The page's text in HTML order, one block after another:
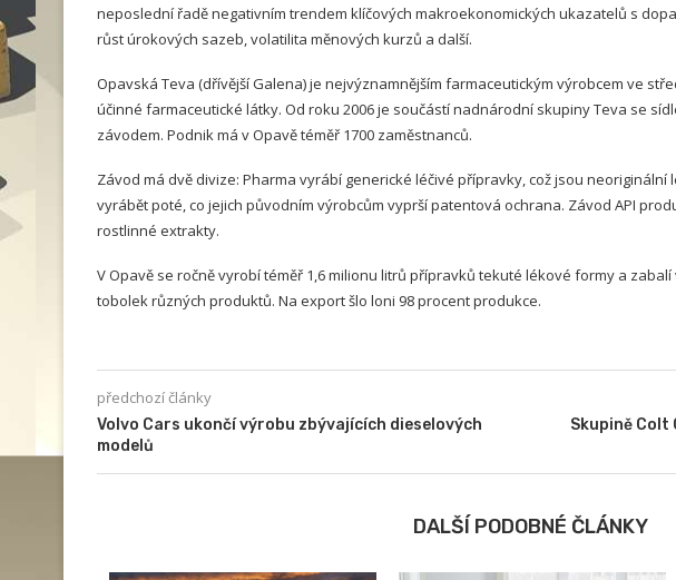
neposlední řadě negativním trendem klíčových makroekonomických ukazatelů s
růst úrokových sazeb, volatilita měnových kurzů a další.
Opavská Teva (dřívější Galena) je nejvýznamnějším farmaceutickým výrobcem ve
účinné farmaceutické látky. Od roku 2006 je součástí nadnárodní skupiny Teva se
závodem. Podnik má v Opavě téměř 1700 zaměstnanců.
Závod má dvě divize: Pharma vyrábí generické léčivé přípravky, což jsou
vyrábět poté, co jejich původním výrobcům vyprší patentová ochrana. Závod API
rostlinné extrakty.
V Opavě se ročně vyrobí téměř 1,6 milionu litrů přípravků tekuté lékové formy a
tobolek různých produktů. Na export šlo loni 98 procent produkce.
předchozí články
Volvo Cars ukončí výrobu zbývajících dieselových
modelů
Skupině Colt
DALŠÍ PODOBNÉ ČLÁNKY